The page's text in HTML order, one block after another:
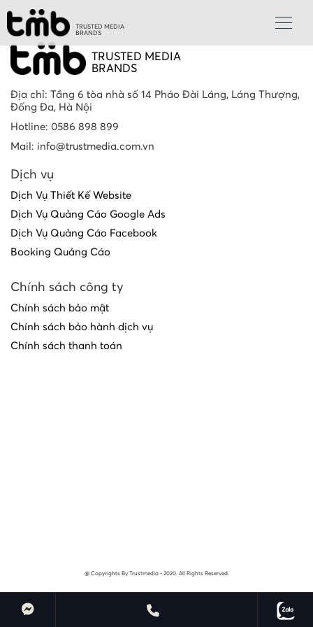
TRUSTED MEDIA
BRANDS
TRUSTED MEDIA
BRANDS
Địa chỉ: Tầng 6 tòa nhà số 14 Pháo Đài Láng, Láng Thượng,
Đống Đa, Hà Nội
Hotline: 0586 898 899
Mail: info@trustmedia.com.vn
Dịch vụ
Dịch Vụ Thiết Kế Website
Dịch Vụ Quảng Cáo Google Ads
Dịch Vụ Quảng Cáo Facebook
Booking Quảng Cáo
Chính sách công ty
Chính sách bảo mật
Chính sách bảo hành dịch vụ
Chính sách thanh toán
@ Copyrights By Trustmedia - 2020. All Rights Reserved.